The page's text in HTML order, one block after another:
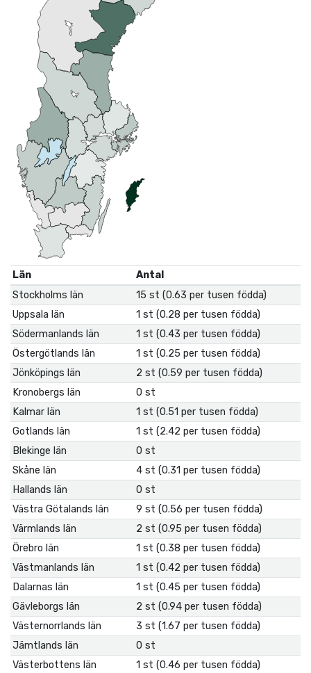
Län
Antal
Stockholms län
15 st (0.63 per tusen födda)
Uppsala län
1 st (0.28 per tusen födda)
Södermanlands län
1 st (0.43 per tusen födda)
Östergötlands län
1 st (0.25 per tusen födda)
Jönköpings län
2 st (0.59 per tusen födda)
Kronobergs län
0 st
Kalmar län
1 st (0.51 per tusen födda)
Gotlands län
1 st (2.42 per tusen födda)
Blekinge län
0 st
Skåne län
4 st (0.31 per tusen födda)
Hallands län
0 st
Västra Götalands län
9 st (0.56 per tusen födda)
Värmlands län
2 st (0.95 per tusen födda)
Örebro län
1 st (0.38 per tusen födda)
Västmanlands län
1 st (0.42 per tusen födda)
Dalarnas län
1 st (0.45 per tusen födda)
Gävleborgs län
2 st (0.94 per tusen födda)
Västernorrlands län
3 st (1.67 per tusen födda)
Jämtlands län
0 st
Västerbottens län
1 st (0.46 per tusen födda)